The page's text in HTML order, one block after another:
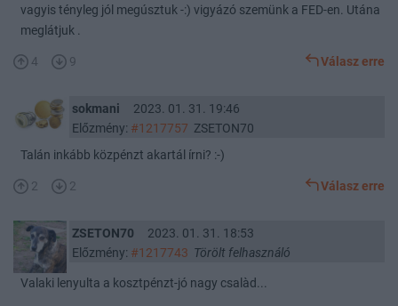
vagyis tényleg jól megúsztuk -:) vigyázó szemünk a FED-en. Utána
meglátjuk .
4 9 Válasz erre
sokmani
2023. 01. 31. 19:46
Előzmény: #1217757 ZSETON70
Talán inkább közpénzt akartál írni? :-)
2 2 Válasz erre
ZSETON70
2023. 01. 31. 18:53
Előzmény: #1217743 Törölt felhasználó
Valaki lenyulta a kosztpénzt-jó nagy csalàd...